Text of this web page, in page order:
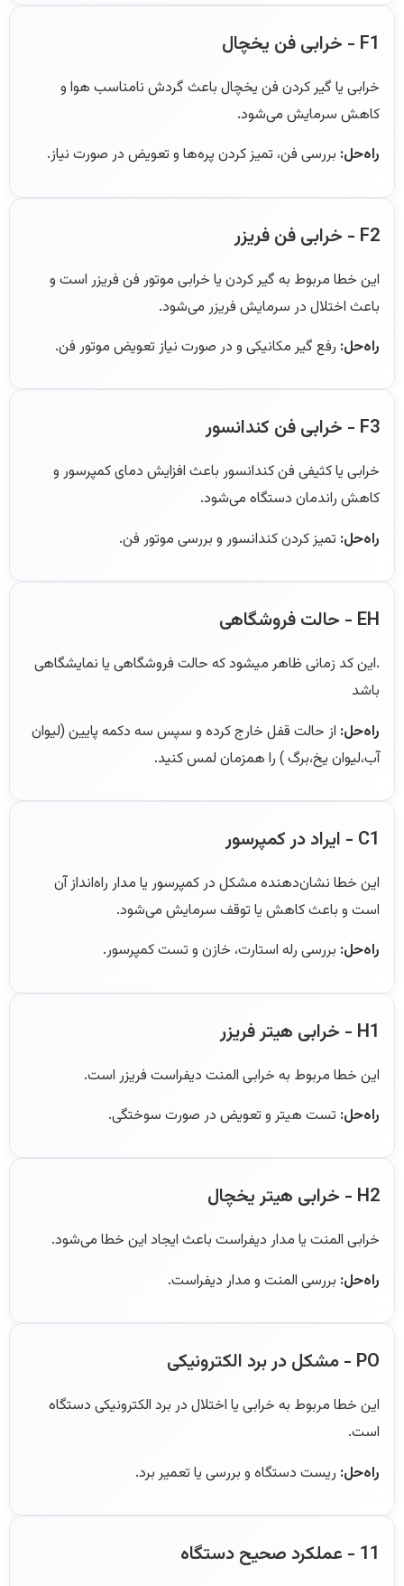
F1 - خرابی فن یخچال
خرابی یا گیر کردن فن یخچال باعث گردش نامناسب هوا و
کاهش سرمایش می‌شود.
راه‌حل: بررسی فن، تمیز کردن پره‌ها و تعویض در صورت نیاز.
F2 - خرابی فن فریزر
این خطا مربوط به گیر کردن یا خرابی موتور فن فریزر است و
باعث اختلال در سرمایش فریزر می‌شود.
راه‌حل: رفع گیر مکانیکی و در صورت نیاز تعویض موتور فن.
F3 - خرابی فن کندانسور
خرابی یا کثیفی فن کندانسور باعث افزایش دمای کمپرسور و
کاهش راندمان دستگاه می‌شود.
راه‌حل: تمیز کردن کندانسور و بررسی موتور فن.
EH - حالت فروشگاهی
.این کد زمانی ظاهر میشود که حالت فروشگاهی یا نمایشگاهی
باشد
راه‌حل: از حالت قفل خارج کرده و سپس سه دکمه پایین (لیوان
آب،لیوان یخ،برگ ) را همزمان لمس کنید.
C1 - ایراد در کمپرسور
این خطا نشان‌دهنده مشکل در کمپرسور یا مدار راه‌انداز آن
است و باعث کاهش یا توقف سرمایش می‌شود.
راه‌حل: بررسی رله استارت، خازن و تست کمپرسور.
H1 - خرابی هیتر فریزر
این خطا مربوط به خرابی المنت دیفراست فریزر است.
راه‌حل: تست هیتر و تعویض در صورت سوختگی.
H2 - خرابی هیتر یخچال
خرابی المنت یا مدار دیفراست باعث ایجاد این خطا می‌شود.
راه‌حل: بررسی المنت و مدار دیفراست.
PO - مشکل در برد الکترونیکی
این خطا مربوط به خرابی یا اختلال در برد الکترونیکی دستگاه
است.
راه‌حل: ریست دستگاه و بررسی یا تعمیر برد.
11 - عملکرد صحیح دستگاه